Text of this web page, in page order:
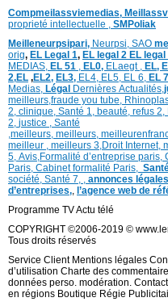
Compmeilassviemedias,
proprieté intellectuelle
SMPoliak
Meilleneurpsipari, Neurpsi, SAO
orig, EL Legal 1, EL legal 2 EL legal
MEDIAS, EL 51 EL0, ELaegt , EL,
2,EL ,EL2, EL3, EL4, EL5, EL 6, EL 7
Medias, Légal Dernières Actualités,
meilleurs fraude you tube
2 clinique Santé 1 , beauté, refus 2
2 justice , Santé
meilleurs meilleurs
meilleur , meilleurs 3, Droit Internet,
5, Avis Formalité d’entreprise paris,
Paris, Cabinet formalité Paris,
société, Santé 7 annonces
d’entreprises, l’agence web de
Programme TV Actu télé
COPYRIGHT ©2006-2019 ©
Tous droits réservés
Service Client Mentions légales
d’utilisation Charte des
données perso. modération.
en régions Boutique Régie